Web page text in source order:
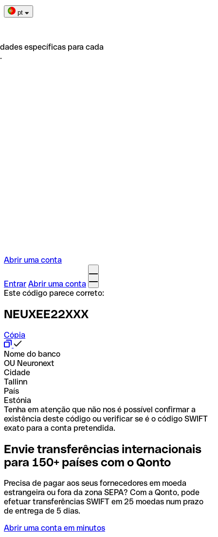
pt
específicas para cada
Abrir uma conta
Entrar Abrir uma conta
Este código parece correto:
NEUXEE22XXX
Cópia
Nome do banco
OU Neuronext
Cidade
Tallinn
País
Estónia
Tenha em atenção que não nos é possível confirmar a
existência deste código ou verificar se é o código SWIFT
exato para a conta pretendida.
Envie transferências internacionais
para 150+ países com o Qonto
Precisa de pagar aos seus fornecedores em moeda
estrangeira ou fora da zona SEPA? Com a Qonto, pode
efetuar transferências SWIFT em 25 moedas num prazo
de entrega de 5 dias.
Abrir uma conta em minutos